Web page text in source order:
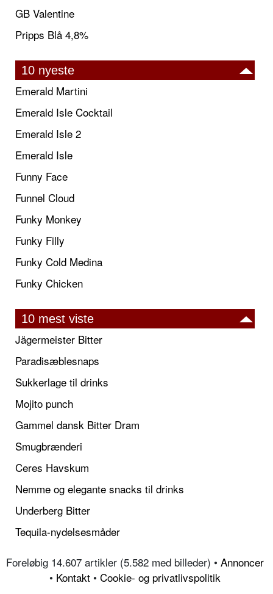
GB Valentine
Pripps Blå 4,8%
10 nyeste
Emerald Martini
Emerald Isle Cocktail
Emerald Isle 2
Emerald Isle
Funny Face
Funnel Cloud
Funky Monkey
Funky Filly
Funky Cold Medina
Funky Chicken
10 mest viste
Jägermeister Bitter
Paradisæblesnaps
Sukkerlage til drinks
Mojito punch
Gammel dansk Bitter Dram
Smugbrænderi
Ceres Havskum
Nemme og elegante snacks til drinks
Underberg Bitter
Tequila-nydelsesmåder
Foreløbig 14.607 artikler (5.582 med billeder) • Annoncer
• Kontakt • Cookie- og privatlivspolitik